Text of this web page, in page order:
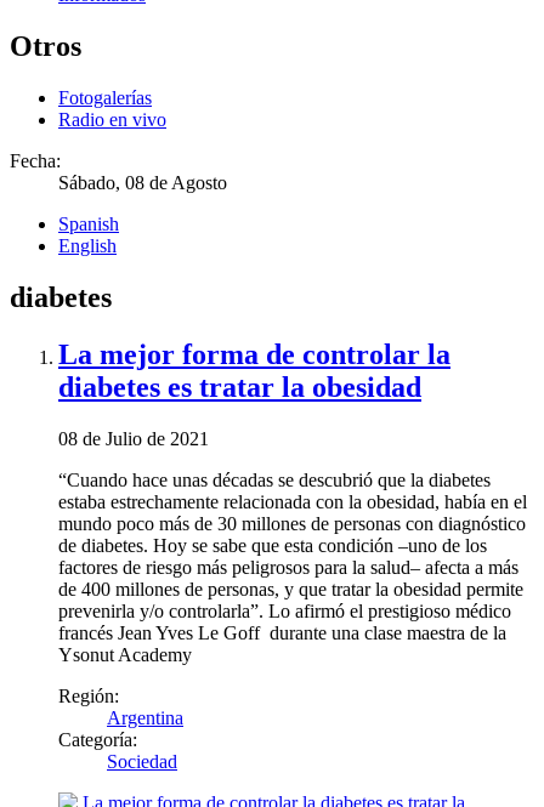
Otros
Fotogalerías
Radio en vivo
Fecha:
Sábado, 08 de Agosto
Spanish
English
diabetes
La mejor forma de controlar la
diabetes es tratar la obesidad
08 de Julio de 2021
“Cuando hace unas décadas se descubrió que la diabetes
estaba estrechamente relacionada con la obesidad, había en el
mundo poco más de 30 millones de personas con diagnóstico
de diabetes. Hoy se sabe que esta condición –uno de los
factores de riesgo más peligrosos para la salud– afecta a más
de 400 millones de personas, y que tratar la obesidad permite
prevenirla y/o controlarla”. Lo afirmó el prestigioso médico
francés Jean Yves Le Goff durante una clase maestra de la
Ysonut Academy
Región:
Argentina
Categoría:
Sociedad